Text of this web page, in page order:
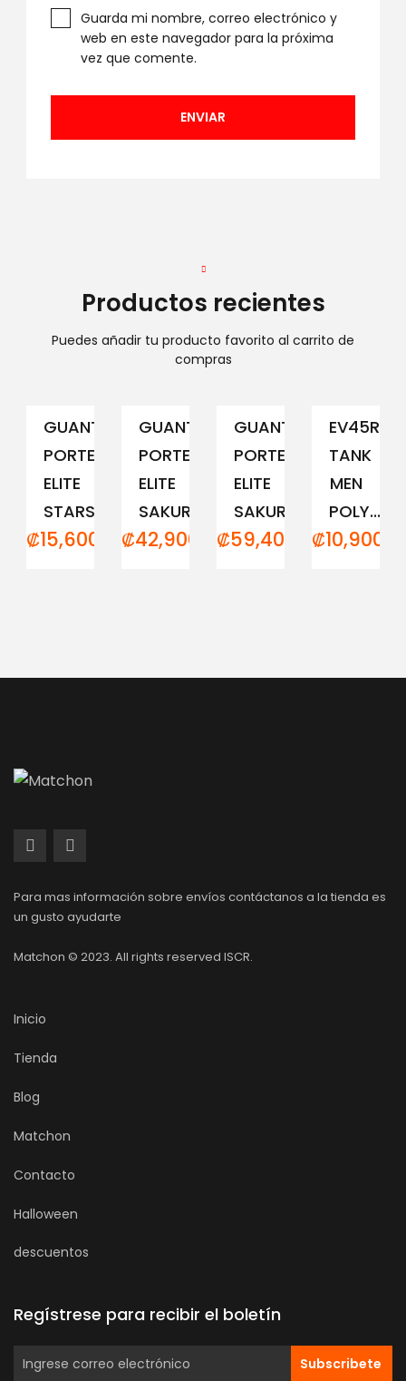
Guarda mi nombre, correo electrónico y
web en este navegador para la próxima
vez que comente.
Productos recientes
Puedes añadir tu producto favorito al carrito de
compras
GUANTE
PORTERO
ELITE
STARS
₡15,600.00
GUANTE
PORTERO
ELITE
SAKURA...
₡42,900.00
GUANTE
PORTERO
ELITE
SAKURA...
₡59,400.00
TANK
MEN
POLY...
₡
Para mas información sobre envíos contáctanos a la tienda es
un gusto ayudarte
Matchon © 2023. All rights reserved ISCR.
Inicio
Tienda
Blog
Matchon
Contacto
Halloween
descuentos
Regístrese para recibir el boletín
Subscribete